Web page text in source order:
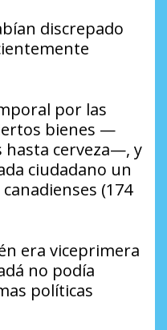
discrepado
por las
bienes —
hasta cerveza—, y
ciudadano un
(174
era viceprimera
no podía
políticas